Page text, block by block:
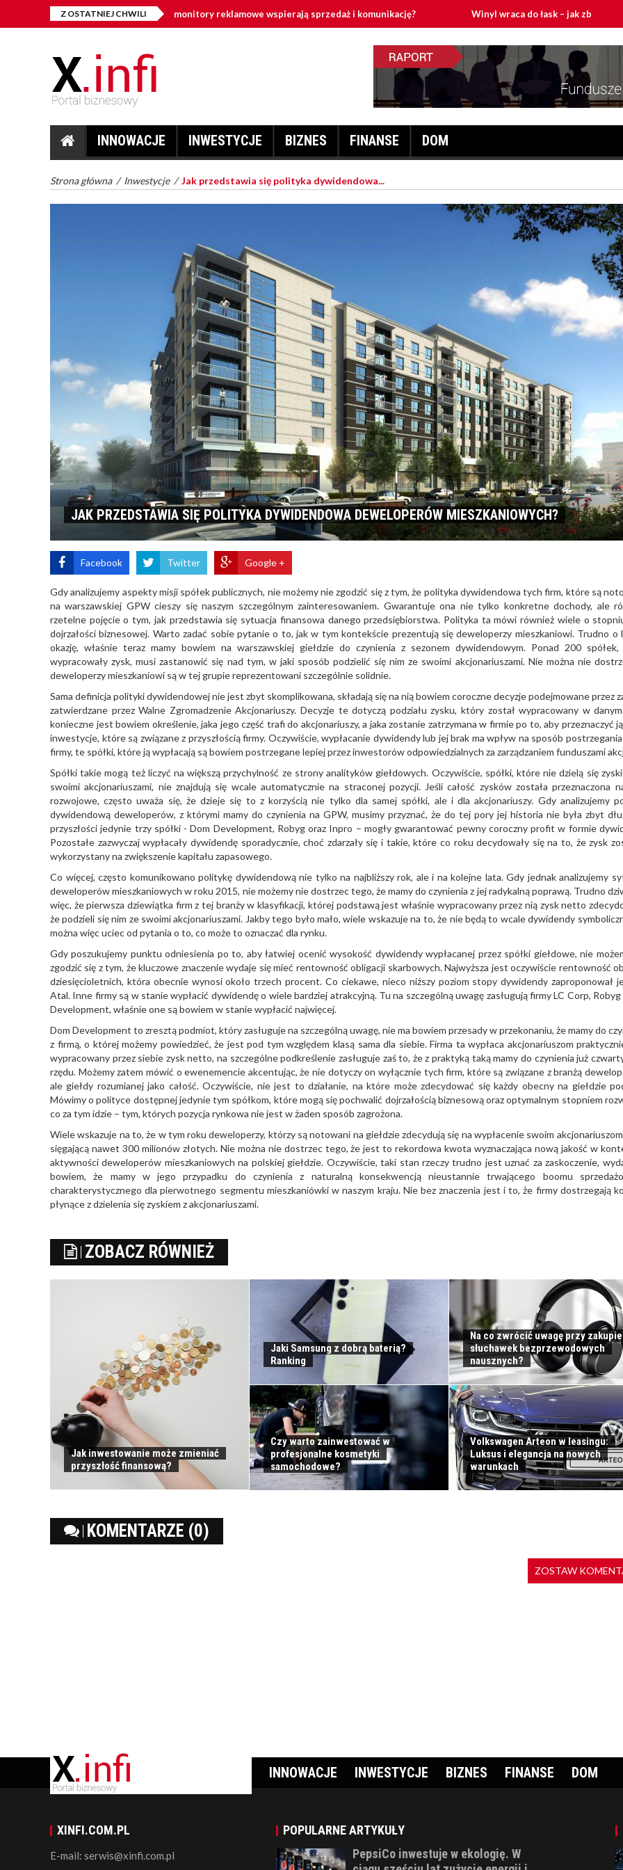
Z OSTATNIEJ CHWILI
signage w firmie – jak monitory reklamowe wspierają sprzedaż i komunikację? Winyl wraca do łask – jak zbudować domowy
INNOWACJE INWESTYCJE BIZNES FINANSE DOM
Strona główna / Inwestycje /Jak przedstawia się polityka dywidendowa...
JAK PRZEDSTAWIA SIĘ POLITYKA DYWIDENDOWA DEWELOPERÓW MIESZKANIOWYCH?
Facebook Twitter Google +
Gdy analizujemy aspekty misji spółek publicznych, nie możemy nie zgodzić się z tym, że polityka dywidendowa tych firm, które są
na warszawskiej GPW cieszy się naszym szczególnym zainteresowaniem. Gwarantuje ona nie tylko konkretne dochody, ale
rzetelne pojęcie o tym, jak przedstawia się sytuacja finansowa danego przedsiębiorstwa. Polityka ta mówi również wiele o
dojrzałości biznesowej. Warto zadać sobie pytanie o to, jak w tym kontekście prezentują się deweloperzy mieszkaniowi. Trudno o
okazję, właśnie teraz mamy bowiem na warszawskiej giełdzie do czynienia z sezonem dywidendowym. Ponad 200
wypracowały zysk, musi zastanowić się nad tym, w jaki sposób podzielić się nim ze swoimi akcjonariuszami. Nie można nie
deweloperzy mieszkaniowi są w tej grupie reprezentowani szczególnie solidnie.
Sama definicja polityki dywidendowej nie jest zbyt skomplikowana, składają się na nią bowiem coroczne decyzje podejmowane przez
zatwierdzane przez Walne Zgromadzenie Akcjonariuszy. Decyzje te dotyczą podziału zysku, który został wypracowany w
konieczne jest bowiem określenie, jaka jego część trafi do akcjonariuszy, a jaka zostanie zatrzymana w firmie po to, aby przeznaczyć
inwestycje, które są związane z przyszłością firmy. Oczywiście, wypłacanie dywidendy lub jej brak ma wpływ na sposób
firmy, te spółki, które ją wypłacają są bowiem postrzegane lepiej przez inwestorów odpowiedzialnych za zarządzaniem funduszami
Spółki takie mogą też liczyć na większą przychylność ze strony analityków giełdowych. Oczywiście, spółki, które nie dzielą się
swoimi akcjonariuszami, nie znajdują się wcale automatycznie na straconej pozycji. Jeśli całość zysków została przeznaczona
rozwojowe, często uważa się, że dzieje się to z korzyścią nie tylko dla samej spółki, ale i dla akcjonariuszy. Gdy analizujemy
dywidendową deweloperów, z którymi mamy do czynienia na GPW, musimy przyznać, że do tej pory jej historia nie była zbyt
przyszłości jedynie trzy spółki - Dom Development, Robyg oraz Inpro – mogły gwarantować pewny coroczny profit w formie
Pozostałe zazwyczaj wypłacały dywidendę sporadycznie, choć zdarzały się i takie, które co roku decydowały się na to, że zysk
wykorzystany na zwiększenie kapitału zapasowego.
Co więcej, często komunikowano politykę dywidendową nie tylko na najbliższy rok, ale i na kolejne lata. Gdy jednak analizujemy
deweloperów mieszkaniowych w roku 2015, nie możemy nie dostrzec tego, że mamy do czynienia z jej radykalną poprawą. Trudno
więc, że pierwsza dziewiątka firm z tej branży w klasyfikacji, której podstawą jest właśnie wypracowany przez nią zysk netto
że podzieli się nim ze swoimi akcjonariuszami. Jakby tego było mało, wiele wskazuje na to, że nie będą to wcale dywidendy
można więc uciec od pytania o to, co może to oznaczać dla rynku.
Gdy poszukujemy punktu odniesienia po to, aby łatwiej ocenić wysokość dywidendy wypłacanej przez spółki giełdowe, nie
zgodzić się z tym, że kluczowe znaczenie wydaje się mieć rentowność obligacji skarbowych. Najwyższa jest oczywiście rentowność
dziesięcioletnich, która obecnie wynosi około trzech procent. Co ciekawe, nieco niższy poziom stopy dywidendy zaproponował
Atal. Inne firmy są w stanie wypłacić dywidendę o wiele bardziej atrakcyjną. Tu na szczególną uwagę zasługują firmy LC Corp, Robyg
Development, właśnie one są bowiem w stanie wypłacić najwięcej.
Dom Development to zresztą podmiot, który zasługuje na szczególną uwagę, nie ma bowiem przesady w przekonaniu, że mamy do
z firmą, o której możemy powiedzieć, że jest pod tym względem klasą sama dla siebie. Firma ta wypłaca akcjonariuszom
wypracowany przez siebie zysk netto, na szczególne podkreślenie zasługuje zaś to, że z praktyką taką mamy do czynienia już
rzędu. Możemy zatem mówić o ewenemencie akcentując, że nie dotyczy on wyłącznie tych firm, które są związane z branżą
ale giełdy rozumianej jako całość. Oczywiście, nie jest to działanie, na które może zdecydować się każdy obecny na giełdzie
Mówimy o polityce dostępnej jedynie tym spółkom, które mogą się pochwalić dojrzałością biznesową oraz optymalnym stopniem
co za tym idzie – tym, których pozycja rynkowa nie jest w żaden sposób zagrożona.
Wiele wskazuje na to, że w tym roku deweloperzy, którzy są notowani na giełdzie zdecydują się na wypłacenie swoim
sięgającą nawet 300 milionów złotych. Nie można nie dostrzec tego, że jest to rekordowa kwota wyznaczająca nową jakość w
aktywności deweloperów mieszkaniowych na polskiej giełdzie. Oczywiście, taki stan rzeczy trudno jest uznać za zaskoczenie,
bowiem, że mamy w jego przypadku do czynienia z naturalną konsekwencją nieustannie trwającego boomu
charakterystycznego dla pierwotnego segmentu mieszkaniówki w naszym kraju. Nie bez znaczenia jest i to, że firmy dostrzegają
płynące z dzielenia się zyskiem z akcjonariuszami.
ZOBACZ RÓWNIEŻ
Jak inwestowanie może zmieniać
przyszłość finansową?
Jaki Samsung z dobrą baterią?
Ranking
Na co zwrócić uwagę przy zakupie
słuchawek bezprzewodowych
nausznych?
Czy warto zainwestować w
profesjonalne kosmetyki
samochodowe?
Volkswagen Arteon w leasingu:
Luksus i elegancja na nowych
warunkach
KOMENTARZE (0)
ZOSTAW
INNOWACJE INWESTYCJE BIZNES FINANSE DOM
XINFI.COM.PL
E-mail: serwis@xinfi.com.pl
POPULARNE ARTYKUŁY
PepsiCo inwestuje w ekologię. W